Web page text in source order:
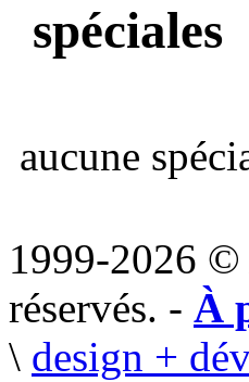
spéciales
aucune
1999-2026
réservés. - À
\ design +